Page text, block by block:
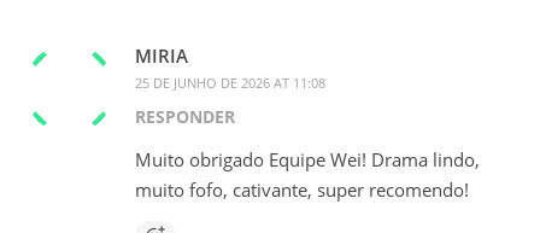
MIRIA
25 DE JUNHO DE 2026 AT 11:08
RESPONDER
Muito obrigado Equipe Wei! Drama lindo,
muito fofo, cativante, super recomendo!